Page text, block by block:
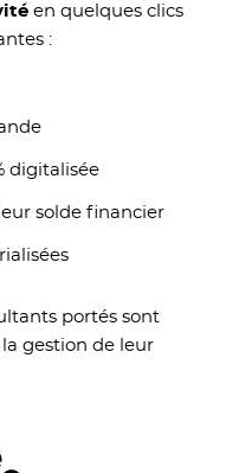
en quelques clics
:
digitalisée
solde financier
portés sont
gestion de leur